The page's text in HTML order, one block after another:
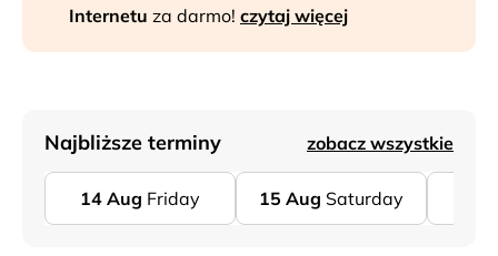
Internetu za darmo! czytaj więcej
Najbliższe terminy zobacz wszystkie
14 Aug Friday 15 Aug Saturday